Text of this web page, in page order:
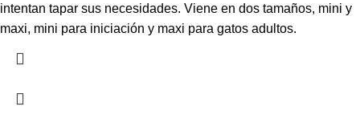
intentan tapar sus necesidades. Viene en dos tamaños, mini y
maxi, mini para iniciación y maxi para gatos adultos.